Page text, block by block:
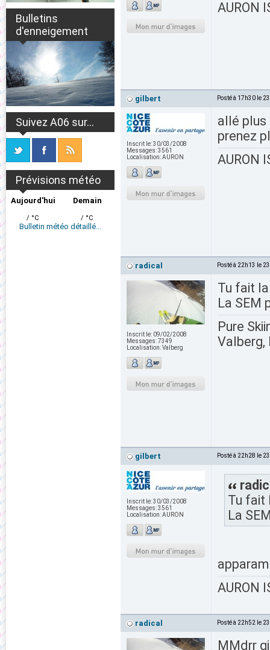
Bulletins
d'enneigement
Suivez A06 sur...
Prévisions météo
Aujourd'hui
/ °C
Demain
/ °C
Bulletin météo détaillé...
AURON
gilbert Posté à 17h30 le
Inscrit le:30/03/2008
Messages:3561
Localisation:AURON
allé plus
prenez
AURON
radical Posté à 22h13 le
Inscrit le: 09/02/2008
Messages:7349
Localisation:Valberg
Tu fait
La SEM
Pure
Valberg,
gilbert Posté à 22h28 le
Inscrit le:30/03/2008
Messages:3561
Localisation:AURON
Tu fait
La
AURON
radical Posté à 22h52 le
MMdrr